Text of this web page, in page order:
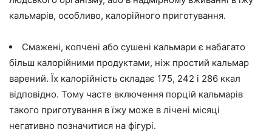
кальмарів, особливо, калорійного приготування.
Смажені, копчені або сушені кальмари є набагато
більш калорійними продуктами, ніж простий кальмар
варений. Їх калорійність складає 175, 242 і 286 ккал
відповідно. Тому часте включення порцій кальмарів
такого приготування в їжу може в лічені місяці
негативно позначитися на фігурі.